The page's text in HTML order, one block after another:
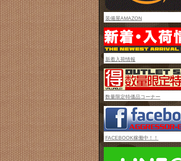
装備屋AMAZON
新着入荷情報
数量限定特価品コーナー
FACEBOOK稼働中！！